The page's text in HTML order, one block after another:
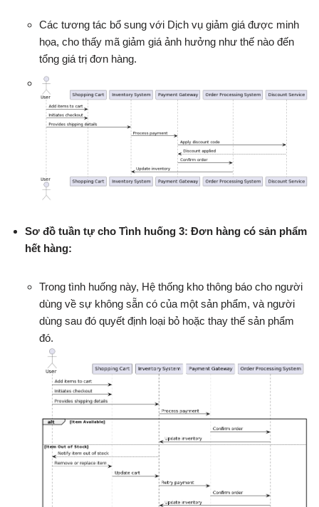
Các tương tác bổ sung với Dịch vụ giảm giá được minh
họa, cho thấy mã giảm giá ảnh hưởng như thế nào đến
tổng giá trị đơn hàng.
Sơ đồ tuần tự cho Tình huống 3: Đơn hàng có sản phẩm
hết hàng:
Trong tình huống này, Hệ thống kho thông báo cho người
dùng về sự không sẵn có của một sản phẩm, và người
dùng sau đó quyết định loại bỏ hoặc thay thế sản phẩm
đó.